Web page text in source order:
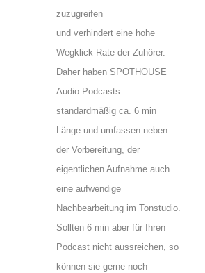
zuzugreifen
und verhindert eine hohe
Wegklick-Rate der Zuhörer.
Daher haben SPOTHOUSE
Audio Podcasts
standardmäßig ca. 6 min
Länge und umfassen neben
der Vorbereitung, der
eigentlichen Aufnahme auch
eine aufwendige
Nachbearbeitung im Tonstudio.
Sollten 6 min aber für Ihren
Podcast nicht aussreichen, so
können sie gerne noch